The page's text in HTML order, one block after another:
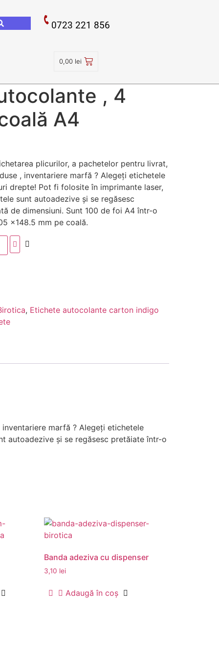
0723 221 856
0,00 lei
, 4
A4
plicurilor, a pachetelor pentru livrat,
, inventariere marfă ? Alegeți etichetele
drepte! Pot fi folosite în imprimante laser,
sunt autoadezive și se regăsesc
de dimensiuni. Sunt 100 de foi A4 într-o
x148.5 mm pe coală.
, Etichete autocolante carton indigo
marfă ? Alegeți etichetele
autoadezive și se regăsesc pretăiate într-o
Banda adeziva cu dispenser
3,10 lei
Adaugă în coș